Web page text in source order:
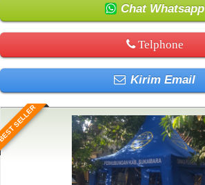
Chat Whatsapp
Telphone
Kirim Email
SELLER